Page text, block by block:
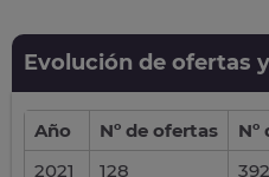
Evolución de ofertas
Año Nº de ofertas
Nº
2021
128 392